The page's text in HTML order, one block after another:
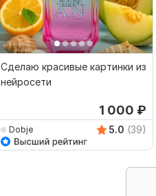
Сделаю красивые картинки из
нейросети
1 000 ₽
Dobje 5.0 (39)